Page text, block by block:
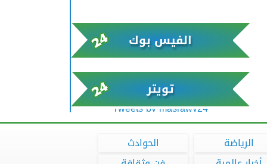
الفيس بوك
تويتر
Tweets by masrawy24
الرياضة
الحوادث